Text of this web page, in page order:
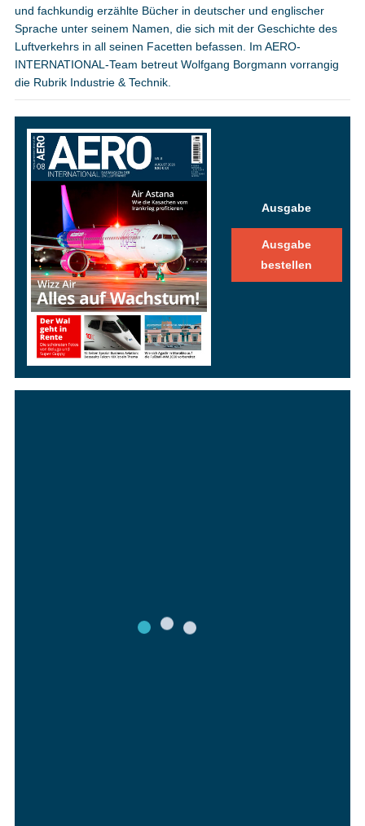
und fachkundig erzählte Bücher in deutscher und englischer
Sprache unter seinem Namen, die sich mit der Geschichte des
Luftverkehrs in all seinen Facetten befassen. Im AERO-
INTERNATIONAL-Team betreut Wolfgang Borgmann vorrangig
die Rubrik Industrie & Technik.
Ausgabe
Ausgabe
bestellen